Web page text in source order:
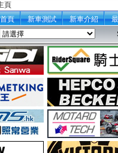
頁
頁
新車測試 新車介紹